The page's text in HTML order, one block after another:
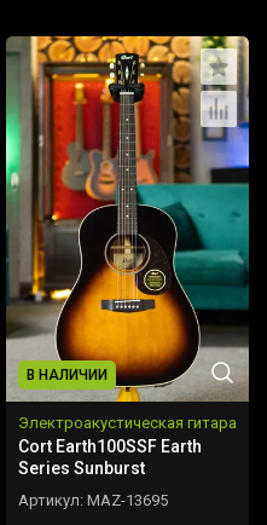
В НАЛИЧИИ
Электроакустическая гитара
Cort Earth100SSF Earth
Series Sunburst
Артикул: MAZ-13695